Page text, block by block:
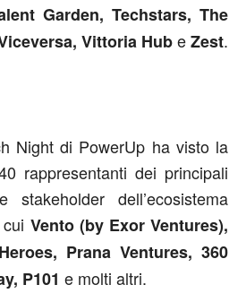
Garden, Techstars, The
Vittoria HubeZest.
Night di PowerUp ha visto la
rappresentanti dei principali
dell’ecosistema
Vento (by Exor Ventures),
Prana Ventures, 360
P101 e molti altri.